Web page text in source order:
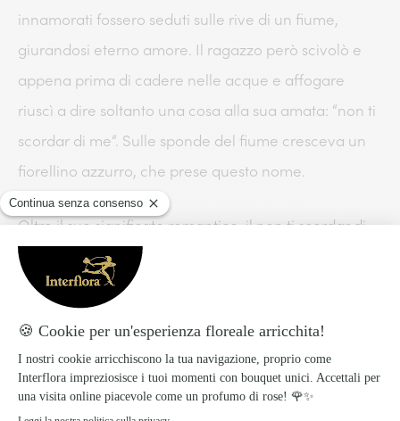
innamorati fossero seduti sulle rive di un fiume,
giurandosi eterno amore. Il ragazzo però scivolò e
appena prima di cadere nelle acque e affogare
riuscì a dire soltanto una cosa alla sua amata: “non ti
scordar di me“. Sulle sponde del fiume cresceva un
fiorellino azzurro, che prese questo nome.
Oltre il suo significato romantico, il non ti scordar di
me simboleggia gli affetti duraturi e incrollabili, il
ricordo e la memoria dell’amore che si tramanda nel
È possibile perciò chiedere un bouquet di fiori che